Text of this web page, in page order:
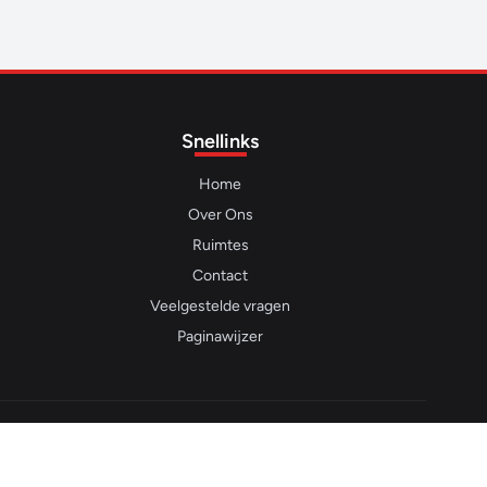
Snellinks
Home
Over Ons
Ruimtes
Contact
Veelgestelde vragen
Paginawijzer